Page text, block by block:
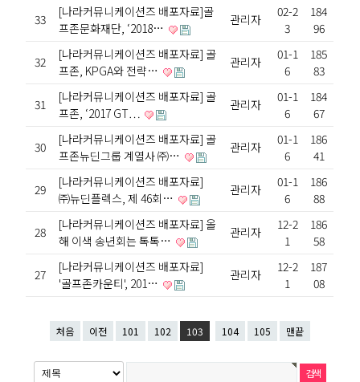
33
[나라커뮤니케이션즈 배포자료]골
프존문화재단, ‘2018…
관리자
02-2
3
184
96
32
[나라커뮤니케이션즈 배포자료] 골
프존, KPGA와 전략…
관리자
01-1
6
185
83
31
[나라커뮤니케이션즈 배포자료] 골
프존, ‘2017 GT…
관리자
01-1
6
184
67
30
[나라커뮤니케이션즈 배포자료] 골
프존뉴딘그룹 계열사 ㈜…
관리자
01-1
6
186
41
29
[나라커뮤니케이션즈 배포자료]
㈜뉴딘플렉스, 제 46회…
관리자
01-1
6
186
88
28
[나라커뮤니케이션즈 배포자료] 올
해 이색 송년회는 톡톡…
관리자
12-2
1
186
58
27
[나라커뮤니케이션즈 배포자료]
'골프존카운티', 201…
관리자
12-2
1
187
08
처음 이전 101 102 103 104 105 맨끝